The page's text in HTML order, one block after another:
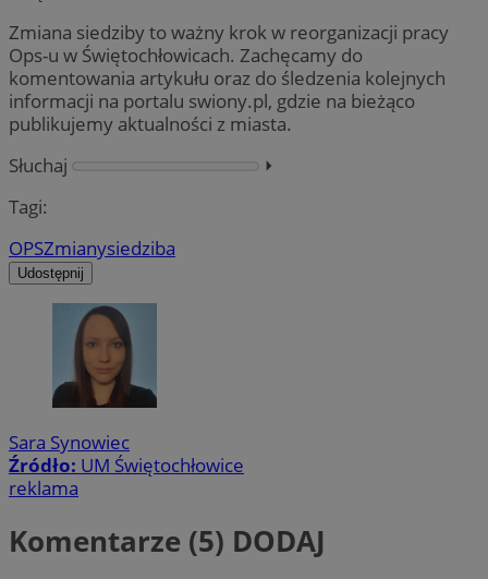
Zmiana siedziby to ważny krok w reorganizacji pracy
Ops-u w Świętochłowicach. Zachęcamy do
komentowania artykułu oraz do śledzenia kolejnych
informacji na portalu swiony.pl, gdzie na bieżąco
publikujemy aktualności z miasta.
Słuchaj
⏵︎
Tagi:
OPSZmianysiedziba
Udostępnij
Sara Synowiec
Źródło: UM Świętochłowice
reklama
Komentarze (5) DODAJ